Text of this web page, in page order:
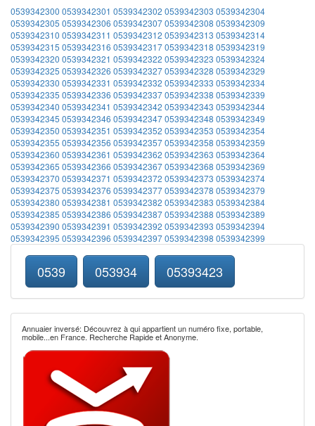
0539342300 0539342301 0539342302 0539342303 0539342304
0539342305 0539342306 05393423070539342308 0539342309
0539342310 0539342311 0539342312 0539342313 0539342314
0539342315 0539342316 05393423170539342318 0539342319
0539342320 0539342321 0539342322 0539342323 0539342324
0539342325 0539342326 05393423270539342328 0539342329
0539342330 0539342331 0539342332 0539342333 0539342334
0539342335 0539342336 05393423370539342338 0539342339
0539342340 0539342341 0539342342 0539342343 0539342344
0539342345 0539342346 05393423470539342348 0539342349
0539342350 0539342351 0539342352 0539342353 0539342354
0539342355 0539342356 05393423570539342358 0539342359
0539342360 0539342361 0539342362 0539342363 0539342364
0539342365 0539342366 05393423670539342368 0539342369
0539342370 0539342371 0539342372 0539342373 0539342374
0539342375 0539342376 05393423770539342378 0539342379
0539342380 0539342381 0539342382 0539342383 0539342384
0539342385 0539342386 05393423870539342388 0539342389
0539342390 0539342391 0539342392 0539342393 0539342394
0539342395 0539342396 05393423970539342398 0539342399
0539 053934 05393423
Annuaier inversé: Découvrez à qui appartient un numéro fixe, portable,
mobile...en France. Recherche Rapide et Anonyme.